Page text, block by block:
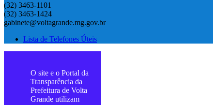
(32) 3463-1101
(32) 3463-1424
gabinete@voltagrande.mg.gov.br
Lista de Telefones Úteis
O site e o Portal da
Transparência da
Prefeitura de Volta
Grande utilizam